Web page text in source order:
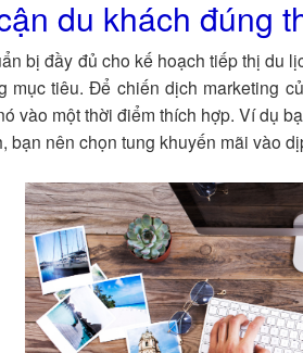
du khách đúng
bị đầy đủ cho kế hoạch tiếp thị du
mục tiêu. Để chiến dịch marketing
vào một thời điểm thích hợp. Ví dụ
bạn nên chọn tung khuyến mãi vào